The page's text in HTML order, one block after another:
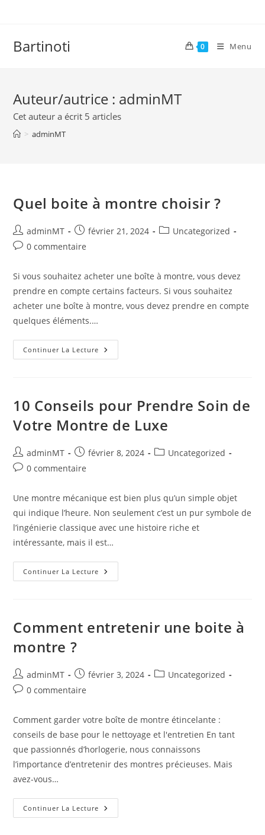
Bartinoti 0 Menu
Auteur/autrice : adminMT
Cet auteur a écrit 5 articles
> adminMT
Quel boite à montre choisir ?
Auteur/autrice
de
adminMT
Publication
publiée :
février 21, 2024
PostUncategorized
Commentaires
la
publication :
0 commentaire
Si vous souhaitez acheter une boîte à montre, vous devez
prendre en compte certains facteurs. Si vous souhaitez
acheter une boîte à montre, vous devez prendre en compte
quelques éléments.…
Continuer La Lecture Quel
Boite
10 Conseils pour Prendre Soin de
Votre Montre de Luxe
Auteur/autrice
de
adminMT
Publication
publiée :
février 8, 2024
PostUncategorized
Commentaires
la
publication :
0 commentaire
Une montre mécanique est bien plus qu’un simple objet
qui indique l’heure. Non seulement c’est un pur symbole de
l’ingénierie classique avec une histoire riche et
intéressante, mais il est…
Continuer La Lecture 10
Conseils
Votre
Montre
Comment entretenir une boite à
montre ?
Auteur/autrice
de
adminMT
Publication
publiée :
février 3, 2024
PostUncategorized
Commentaires
la
publication :
0 commentaire
Comment garder votre boîte de montre étincelante :
conseils de base pour le nettoyage et l'entretien En tant
que passionnés d’horlogerie, nous connaissons
l’importance d’entretenir des montres précieuses. Mais
avez-vous…
Continuer La Lecture Comment
Entretenir